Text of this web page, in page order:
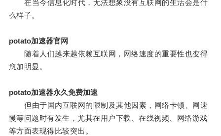
在当今信息化时代，无法想象没有互联网的生活会是什
么样子。
potato加速器官网
随着人们越来越依赖互联网，网络速度的重要性也变得
愈加明显。
potato加速器永久免费加速
但由于国内互联网的限制及其他因素，网络卡顿、网速
慢等问题时有发生，尤其在用户下载、在线视频、网络游戏
等方面表现得比较突出。